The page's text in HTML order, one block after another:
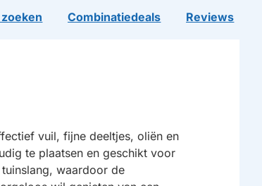
Combinatiedeals Reviews
vuil, fijne deeltjes, oliën en
te plaatsen en geschikt voor
waardoor de